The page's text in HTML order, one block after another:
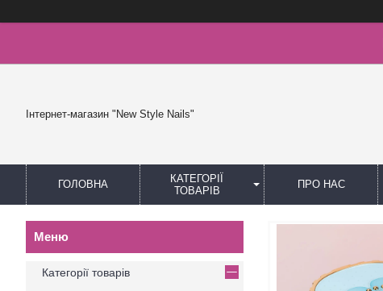
Інтернет-магазин "New Style Nails"
ГОЛОВНА
КАТЕГОРІЇ
ТОВАРІВ
ПРО НАС
Категорії товарів